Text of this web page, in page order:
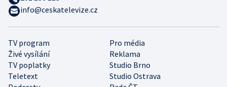
TV program
Pro média
Živé vysílání
Reklama
TV poplatky
Studio Brno
Teletext
Studio Ostrava
info@ceskatelevize.cz